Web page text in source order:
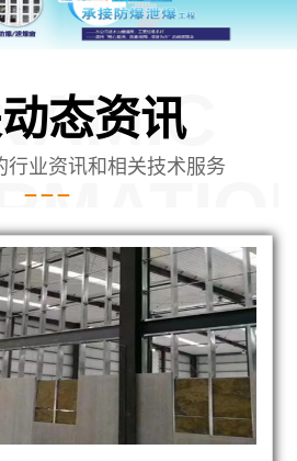
态资讯
行业资讯和相关技术服务